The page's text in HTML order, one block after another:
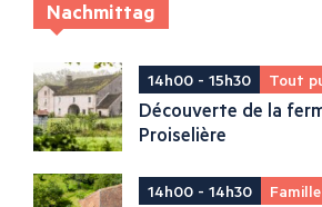
Nachmittag
14h00 - 15h30 Tout
Découverte de la
Proiselière
14h00 - 14h30 Famille